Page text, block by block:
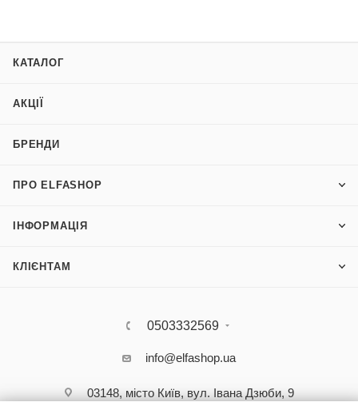
КАТАЛОГ
АКЦІЇ
БРЕНДИ
ПРО ELFASHOP
ІНФОРМАЦІЯ
КЛІЄНТАМ
0503332569
info@elfashop.ua
03148, місто Київ, вул. Івана Дзюби, 9